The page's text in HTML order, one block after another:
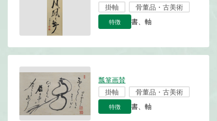
掛軸
骨董品・古美術
特徴 書、軸
瓢箪画賛
掛軸
骨董品・古美術
特徴 書、軸